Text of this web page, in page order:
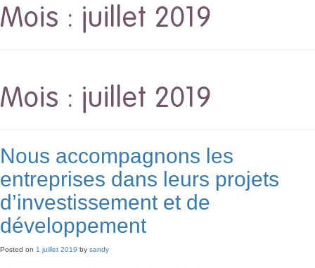
Mois : juillet 2019
Mois : juillet 2019
Nous accompagnons les
entreprises dans leurs projets
d’investissement et de
développement
Posted on 1 juillet 2019 by sandy